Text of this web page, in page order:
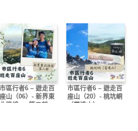
市區行者6 – 遊走百
座山（06）- 新界東
北路線 — 第二部
市區行者6 – 遊走百
座山（20）- 桃坑峒
（雷達山）